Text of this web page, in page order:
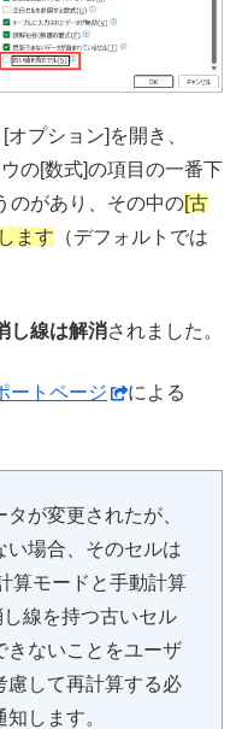
プション]を開き、
の[数式]の項目の一番下
のがあり、その中の[古
ます （デフォルトでは
し線は解消されました。
ートページ
による
が変更されたが、
い場合、そのセルは
算モードと手動計算
線を持つ古いセル
きないことをユーザ
慮して再計算する必
します。